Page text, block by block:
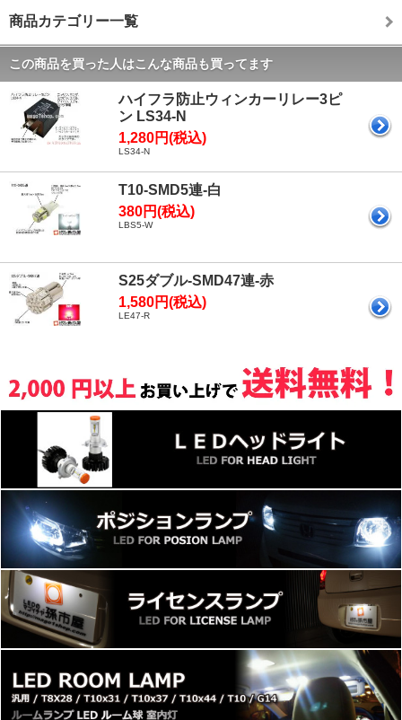
商品カテゴリー一覧
この商品を買った人はこんな商品も買ってます
ハイフラ防止ウィンカーリレー3ピ
ン LS34-N
1,280円(税込)
LS34-N
T10-SMD5連-白
380円(税込)
LBS5-W
S25ダブル-SMD47連-赤
1,580円(税込)
LE47-R